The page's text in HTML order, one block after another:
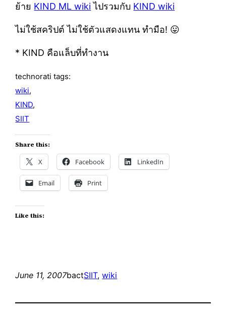
ย้าย KIND ML wikiไปรวมกับ KIND wiki
ไม่ใช้สคริปต์ ไม่ใช้ตัวแสดงแทน ทำมือ! 😛
* KIND คือแล็บที่ทำงาน
technorati tags:
wiki,
KIND,
SIIT
Share this:
X Facebook LinkedIn
Email Print
Like this:
June 11, 2007bactSIIT, wiki